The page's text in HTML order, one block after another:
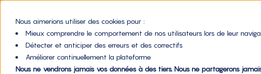
Nous aimerions utiliser des cookies pour :
Mieux comprendre le comportement de nos utilisateurs lors de leur
Détecter et anticiper des erreurs et des correctifs
Améliorer continuellement la plateforme
Nous ne vendrons jamais vos données à des tiers. Nous ne partagerons
Accueil du blog
Financement